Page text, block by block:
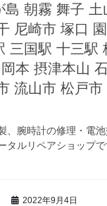
島 朝霧 舞子
尼崎市 塚口
三国駅 十三駅
本 摂津本山
流山市 松戸
、腕時計の修理・電
タルリペアショップ
2022年9月4日